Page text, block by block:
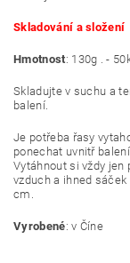
Skladování a složení
Hmotnost: 130g . -
Skladujte v suchu a
balení.
Je potřeba řasy
ponechat uvnitř
Vytáhnout si vždy jen
vzduch a ihned
cm.
Vyrobené: v Číne